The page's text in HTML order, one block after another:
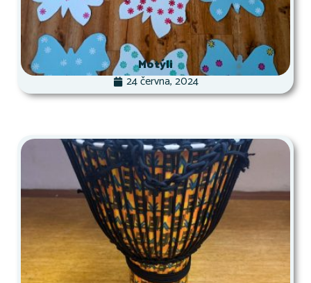
Motýli
24 června, 2024